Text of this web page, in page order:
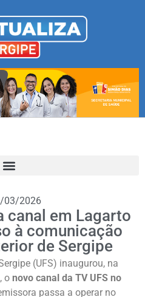
03/2026
canal em Lagarto
à comunicação
de Sergipe
(UFS) inaugurou, na
o novo canal da TV UFS no
passa a operar no